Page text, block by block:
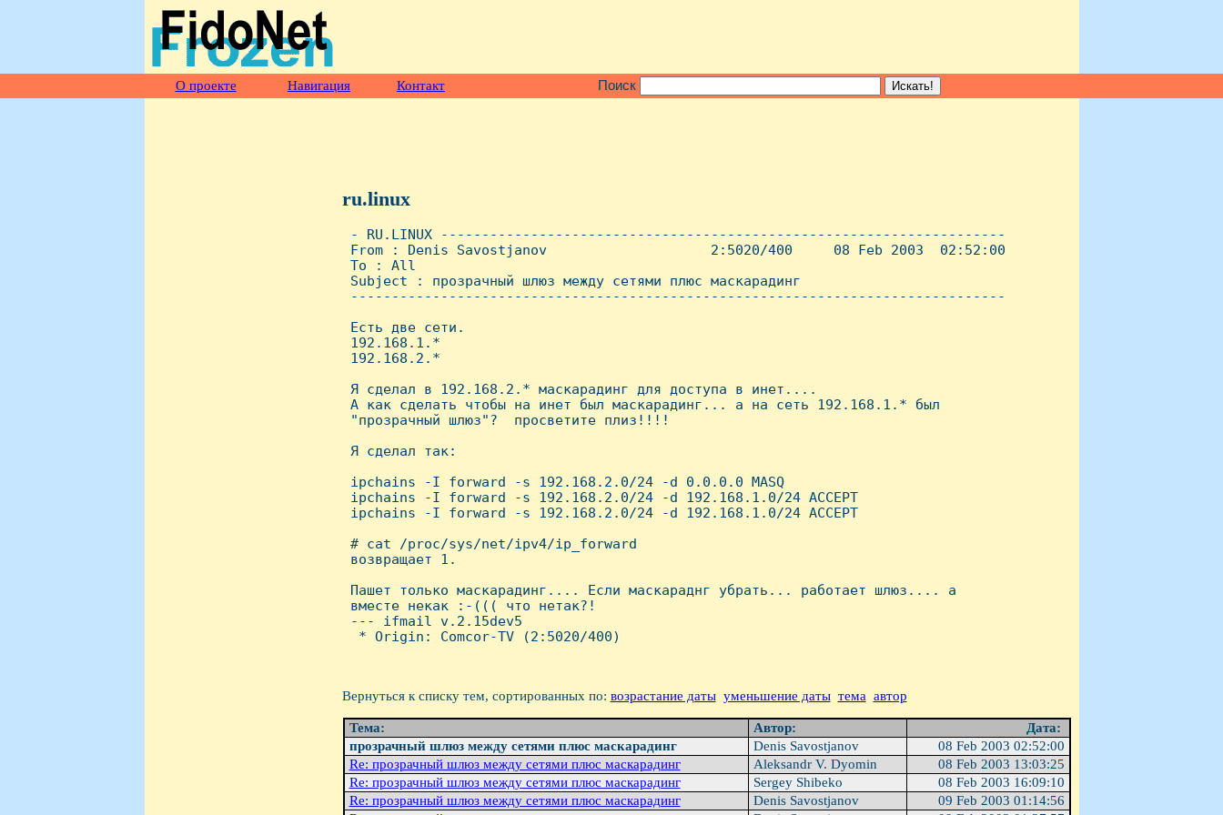
О проекте Навигация Контакт Поиск
ru.linux
- RU.LINUX ---------------------------------------------------------------------
From : Denis Savostjanov                    2:5020/400     08 Feb 2003  02:52:00
To : All
Subject : прозрачный шлюз между сетями плюс маскарадинг
--------------------------------------------------------------------------------
Есть две сети.
192.168.1.*
192.168.2.*
Я сделал в 192.168.2.* маскарадинг для доступа в инет....
А как сделать чтобы на инет был маскарадинг... а на сеть 192.168.1.* был
"прозрачный шлюз"?  просветите плиз!!!!
Я сделал так:
ipchains -I forward -s 192.168.2.0/24 -d 0.0.0.0 MASQ
ipchains -I forward -s 192.168.2.0/24 -d 192.168.1.0/24 ACCEPT
ipchains -I forward -s 192.168.2.0/24 -d 192.168.1.0/24 ACCEPT
# cat /proc/sys/net/ipv4/ip_forward
возвращает 1.
Пашет только маскарадинг.... Если маскараднг убрать... работает шлюз.... а
вместе некак :-((( что нетак?!
--- ifmail v.2.15dev5
  * Origin: Comcor-TV (2:5020/400)
Вернуться к списку тем, сортированных по: возрастание даты уменьшение даты тема автор
Тема: Автор:
Дата:
прозрачный шлюз между сетями плюс маскарадинг
Denis Savostjanov
08 Feb 2003 02:52:00
Re: прозрачный шлюз между сетями плюс маскарадинг
Aleksandr V. Dyomin
08 Feb 2003 13:03:25
Re: прозрачный шлюз между сетями плюс маскарадинг
Sergey Shibeko
08 Feb 2003 16:09:10
Re: прозрачный шлюз между сетями плюс маскарадинг
Denis Savostjanov
09 Feb 2003 01:14:56